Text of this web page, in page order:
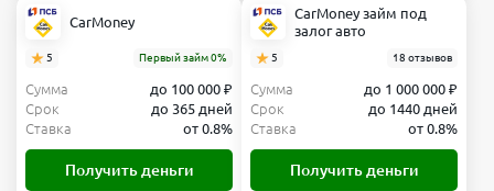
CarMoney
5 Первый займ 0%
Сумма
до 100 000 ₽
Срок
до 365 дней
Ставка
от 0.8%
Получить деньги
CarMoney займ под
залог авто
5 18 отзывов
Сумма
до 1 000 000 ₽
Срок
до 1440 дней
Ставка
от 0.8%
Получить деньги